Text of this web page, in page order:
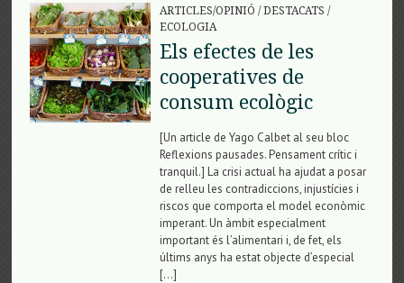
ARTICLES/OPINIÓ /DESTACATS /
ECOLOGIA
Els efectes de les
cooperatives de
consum ecològic
[Un article de Yago Calbet al seu bloc
Reflexions pausades. Pensament crític i
tranquil.] La crisi actual ha ajudat a posar
de relleu les contradiccions, injustícies i
riscos que comporta el model econòmic
imperant. Un àmbit especialment
important és l’alimentari i, de fet, els
últims anys ha estat objecte d’especial
[…]